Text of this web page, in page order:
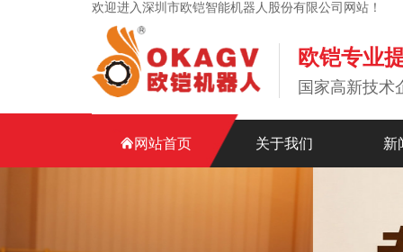
欢迎进入深圳市欧铠智能机器人股份有限公司网站！
欧铠专业
国家高新技术
网站首页 关于我们 新